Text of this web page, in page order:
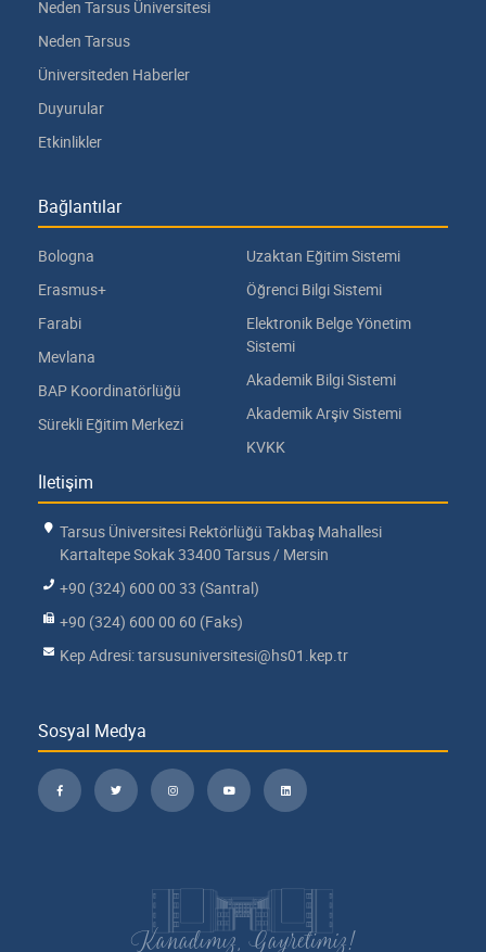
Neden Tarsus Üniversitesi
Neden Tarsus
Üniversiteden Haberler
Duyurular
Etkinlikler
Bağlantılar
Bologna
Erasmus+
Farabi
Mevlana
BAP Koordinatörlüğü
Sürekli Eğitim Merkezi
Uzaktan Eğitim Sistemi
Öğrenci Bilgi Sistemi
Elektronik Belge Yönetim
Sistemi
Akademik Bilgi Sistemi
Akademik Arşiv Sistemi
KVKK
İletişim
Tarsus Üniversitesi Rektörlüğü Takbaş Mahallesi
Kartaltepe Sokak 33400 Tarsus / Mersin
+90 (324) 600 00 33 (Santral)
+90 (324) 600 00 60 (Faks)
Kep Adresi: tarsusuniversitesi@hs01.kep.tr
Sosyal Medya
Kanadımız, Gayretimiz!